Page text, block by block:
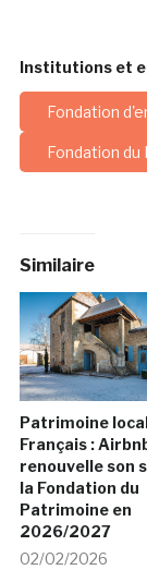
Institutions et
Fondation
Fondation du
Similaire
Patrimoine
Français :
renouvelle son
la Fondation du
Patrimoine en
2026/2027
02/02/2026